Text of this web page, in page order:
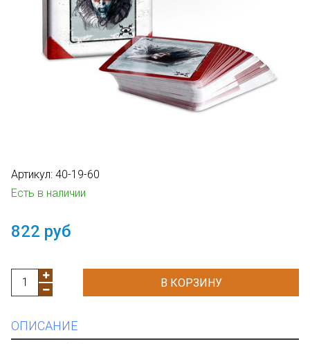
Артикул: 40-19-60
Есть в наличии
822 руб
В КОРЗИНУ
ОПИСАНИЕ